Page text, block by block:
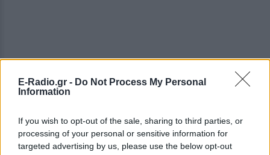
E-Radio.gr - Do Not Process My Personal
Information
If you wish to opt-out of the sale, sharing to third parties, or
processing of your personal or sensitive information for
targeted advertising by us, please use the below opt-out